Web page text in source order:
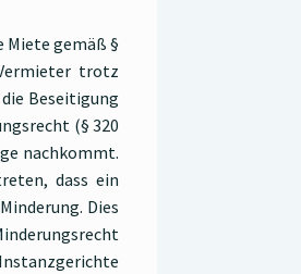
Miete gemäß §
trotz
Beseitigung
(§ 320
nachkommt.
dass ein
Dies